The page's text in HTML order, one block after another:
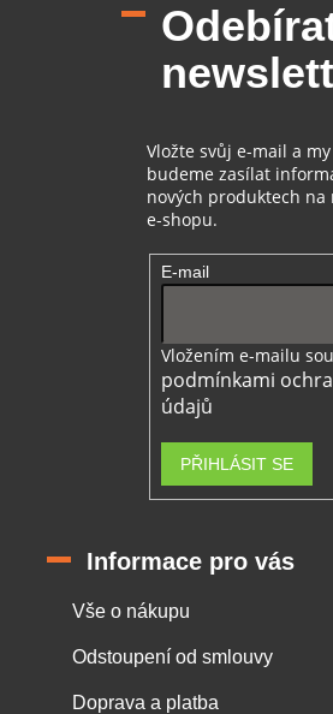
Vložte svůj e-mail a
budeme zasílat
nových produktech na
e-shopu.
E-mail
Vložením e-mailu
podmínkami
údajů
PŘIHLÁSIT SE
Informace pro vás
Vše o nákupu
Odstoupení od smlouvy
Doprava a platba